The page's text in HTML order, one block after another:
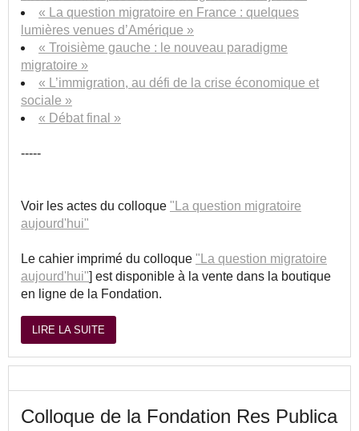
« La question migratoire en France : quelques
lumières venues d’Amérique »
« Troisième gauche : le nouveau paradigme
migratoire »
« L’immigration, au défi de la crise économique et
sociale »
« Débat final »
-----
Voir les actes du colloque "La question migratoire
aujourd'hui"
Le cahier imprimé du colloque "La question migratoire
aujourd'hui"] est disponible à la vente dans la boutique
en ligne de la Fondation.
LIRE LA SUITE
Colloque de la Fondation Res Publica